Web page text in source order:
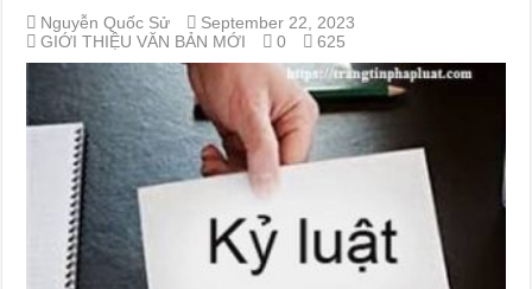
Nguyễn Quốc Sử
September 22, 2023
GIỚI THIỆU VĂN BẢN MỚI
0 625